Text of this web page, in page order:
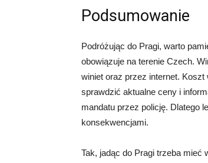
Podsumowanie
Podróżując do Pragi, warto
obowiązuje na terenie Czech.
winiet oraz przez internet.
sprawdzić aktualne ceny i
mandatu przez policję. Dlatego
konsekwencjami.
Tak, jadąc do Pragi trzeba mieć